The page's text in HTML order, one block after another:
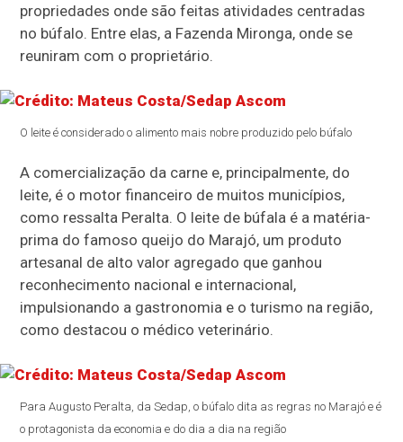
propriedades onde são feitas atividades centradas
no búfalo. Entre elas, a Fazenda Mironga, onde se
reuniram com o proprietário.
O leite é considerado o alimento mais nobre produzido pelo búfalo
A comercialização da carne e, principalmente, do
leite, é o motor financeiro de muitos municípios,
como ressalta Peralta. O leite de búfala é a matéria-
prima do famoso queijo do Marajó, um produto
artesanal de alto valor agregado que ganhou
reconhecimento nacional e internacional,
impulsionando a gastronomia e o turismo na região,
como destacou o médico veterinário.
Para Augusto Peralta, da Sedap, o búfalo dita as regras no Marajó e é
o protagonista da economia e do dia a dia na região